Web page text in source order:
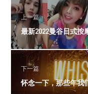
上一篇
最新2022曼谷日式按
下一篇
怀念一下，那些年我